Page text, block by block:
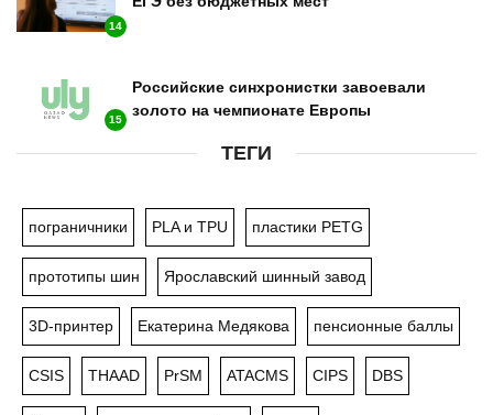
14
15
Российские синхронистки завоевали
золото на чемпионате Европы
ТЕГИ
пограничники PLA и TPU пластики PETG
прототипы шин Ярославский шинный завод
3D-принтер Екатерина Медякова пенсионные баллы
CSIS THAAD PrSM ATACMS CIPS DBS